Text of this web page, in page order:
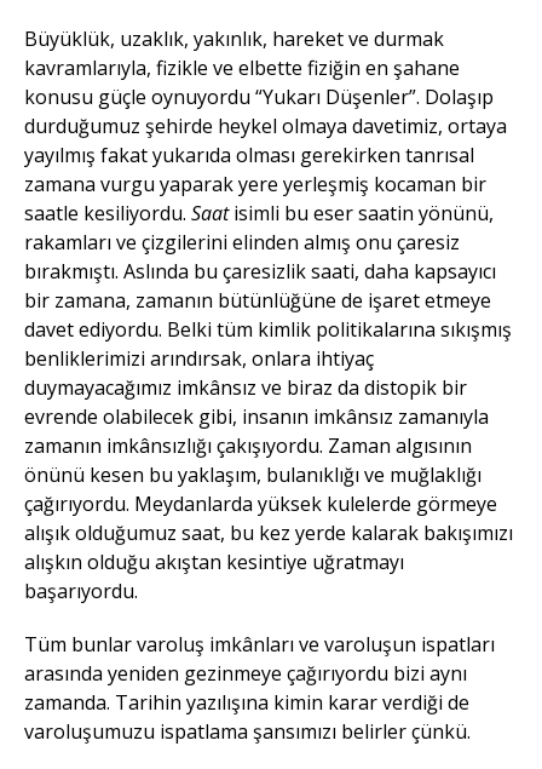
Büyüklük, uzaklık, yakınlık, hareket ve durmak
kavramlarıyla, fizikle ve elbette fiziğin en şahane
konusu güçle oynuyordu “Yukarı Düşenler”. Dolaşıp
durduğumuz şehirde heykel olmaya davetimiz, ortaya
yayılmış fakat yukarıda olması gerekirken tanrısal
zamana vurgu yaparak yere yerleşmiş kocaman bir
saatle kesiliyordu. Saatisimli bu eser saatin yönünü,
rakamları ve çizgilerini elinden almış onu çaresiz
bırakmıştı. Aslında bu çaresizlik saati, daha kapsayıcı
bir zamana, zamanın bütünlüğüne de işaret etmeye
davet ediyordu. Belki tüm kimlik politikalarına sıkışmış
benliklerimizi arındırsak, onlara ihtiyaç
duymayacağımız imkânsız ve biraz da distopik bir
evrende olabilecek gibi, insanın imkânsız zamanıyla
zamanın imkânsızlığı çakışıyordu. Zaman algısının
önünü kesen bu yaklaşım, bulanıklığı ve muğlaklığı
çağırıyordu. Meydanlarda yüksek kulelerde görmeye
alışık olduğumuz saat, bu kez yerde kalarak bakışımızı
alışkın olduğu akıştan kesintiye uğratmayı
başarıyordu.
Tüm bunlar varoluş imkânları ve varoluşun ispatları
arasında yeniden gezinmeye çağırıyordu bizi aynı
zamanda. Tarihin yazılışına kimin karar verdiği de
varoluşumuzu ispatlama şansımızı belirler çünkü.